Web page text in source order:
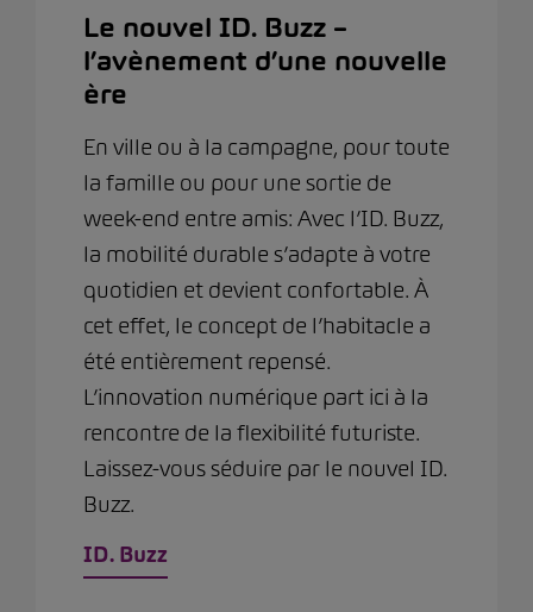
Le nouvel ID. Buzz –
l’avènement d’une nouvelle
ère
En ville ou à la campagne, pour toute
la famille ou pour une sortie de
week-end entre amis: Avec l’ID. Buzz,
la mobilité durable s’adapte à votre
quotidien et devient confortable. À
cet effet, le concept de l’habitacle a
été entièrement repensé.
L’innovation numérique part ici à la
rencontre de la flexibilité futuriste.
Laissez-vous séduire par le nouvel ID.
Buzz.
ID. Buzz